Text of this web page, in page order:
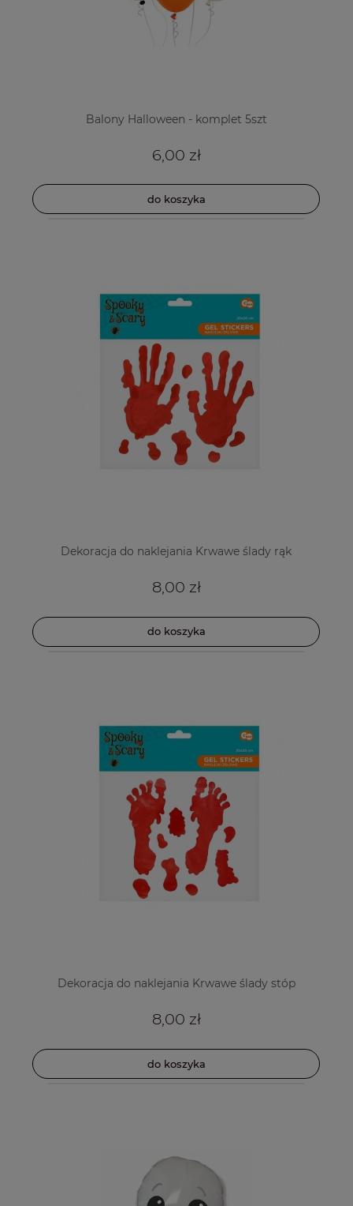
Balony Halloween - komplet 5szt
6,00 zł
do koszyka
Dekoracja do naklejania Krwawe ślady rąk
8,00 zł
do koszyka
Dekoracja do naklejania Krwawe ślady stóp
8,00 zł
do koszyka